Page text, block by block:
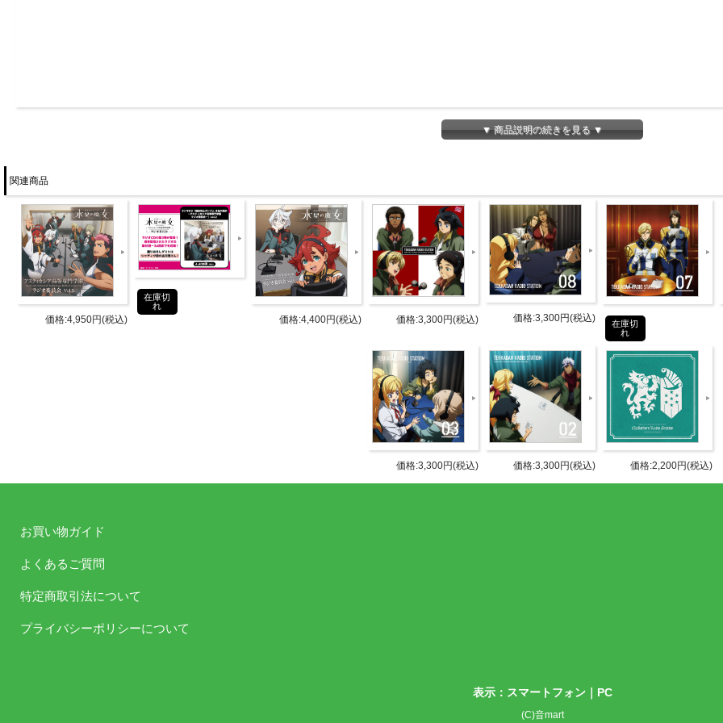
特典情報
SPECIAL
描きおろしジャケット使用のポストカード
※特典は無くなり次第終了となります。予めご了承下さい。
DISC1にはガエリオ・ボードウィン役の松風雅也さんとアイン・ダルトン役の内田雄馬さんをお迎えした新規録りおろ
▼ 商品説明の続きを見る ▼
関連商品
価格:4,950円(税込)
在庫切
れ
価格:4,400円(税込) 価格:3,300円(税込) 価格:3,300円(税込)
在庫切
れ
価格:3,300円(税込) 価格:3,300円(税込) 価格:2,200円(税込)
お買い物ガイド
よくあるご質問
特定商取引法について
プライバシーポリシーについて
表示：スマートフォン｜ PC
(C)音mart